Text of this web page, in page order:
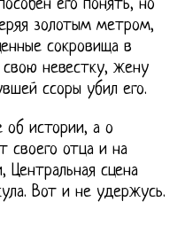
его понять, но
золотым метром,
сокровища в
свою невестку, жену
ссоры убил его.
об истории, а о
своего отца и на
Центральная сцена
Вот и не удержусь.